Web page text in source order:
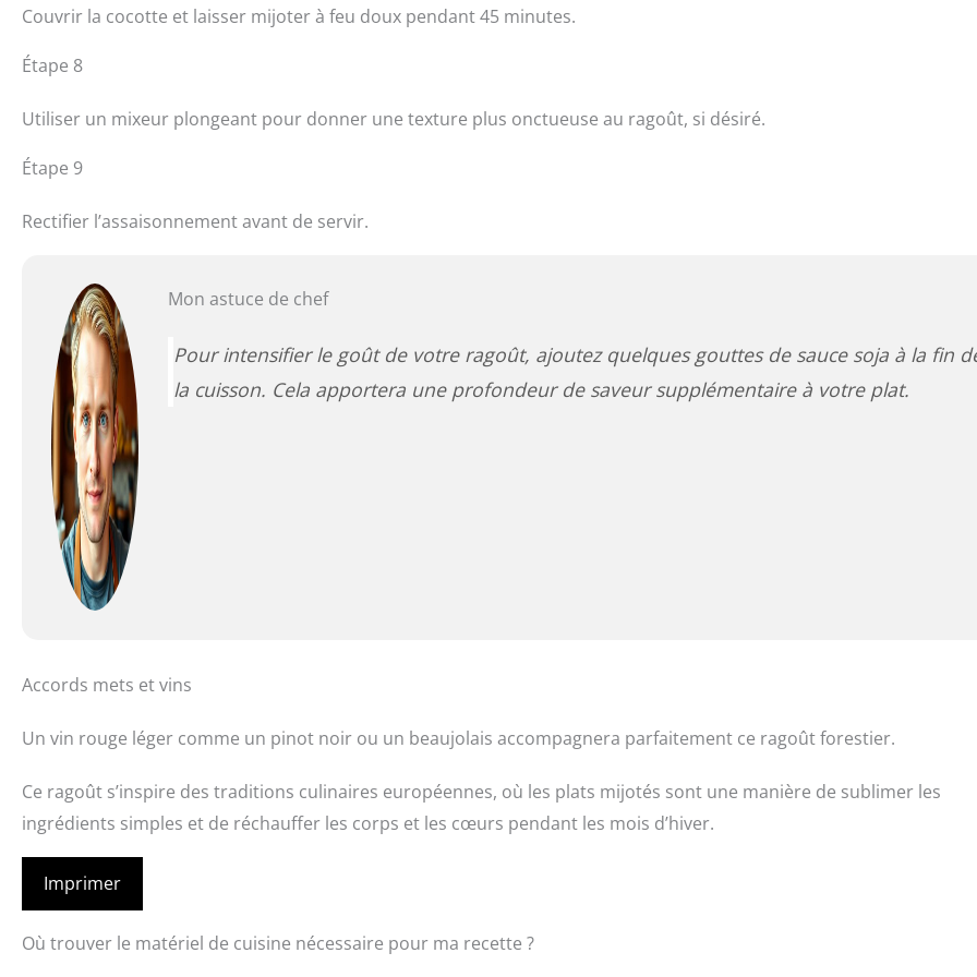
Couvrir la cocotte et laisser mijoter à feu doux pendant 45 minutes.
Étape 8
Utiliser un mixeur plongeant pour donner une texture plus onctueuse au ragoût, si désiré.
Étape 9
Rectifier l’assaisonnement avant de servir.
Mon astuce de chef
Pour intensifier le goût de votre ragoût, ajoutez quelques gouttes de sauce soja à la fin
la cuisson. Cela apportera une profondeur de saveur supplémentaire à votre plat.
Accords mets et vins
Un vin rouge léger comme un pinot noir ou un beaujolais accompagnera parfaitement ce ragoût forestier.
Ce ragoût s’inspire des traditions culinaires européennes, où les plats mijotés sont une manière de sublimer les
ingrédients simples et de réchauffer les corps et les cœurs pendant les mois d’hiver.
Imprimer
Où trouver le matériel de cuisine nécessaire pour ma recette ?